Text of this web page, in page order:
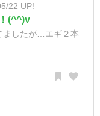
22 UP!
(^^)v
ましたが…エギ２本